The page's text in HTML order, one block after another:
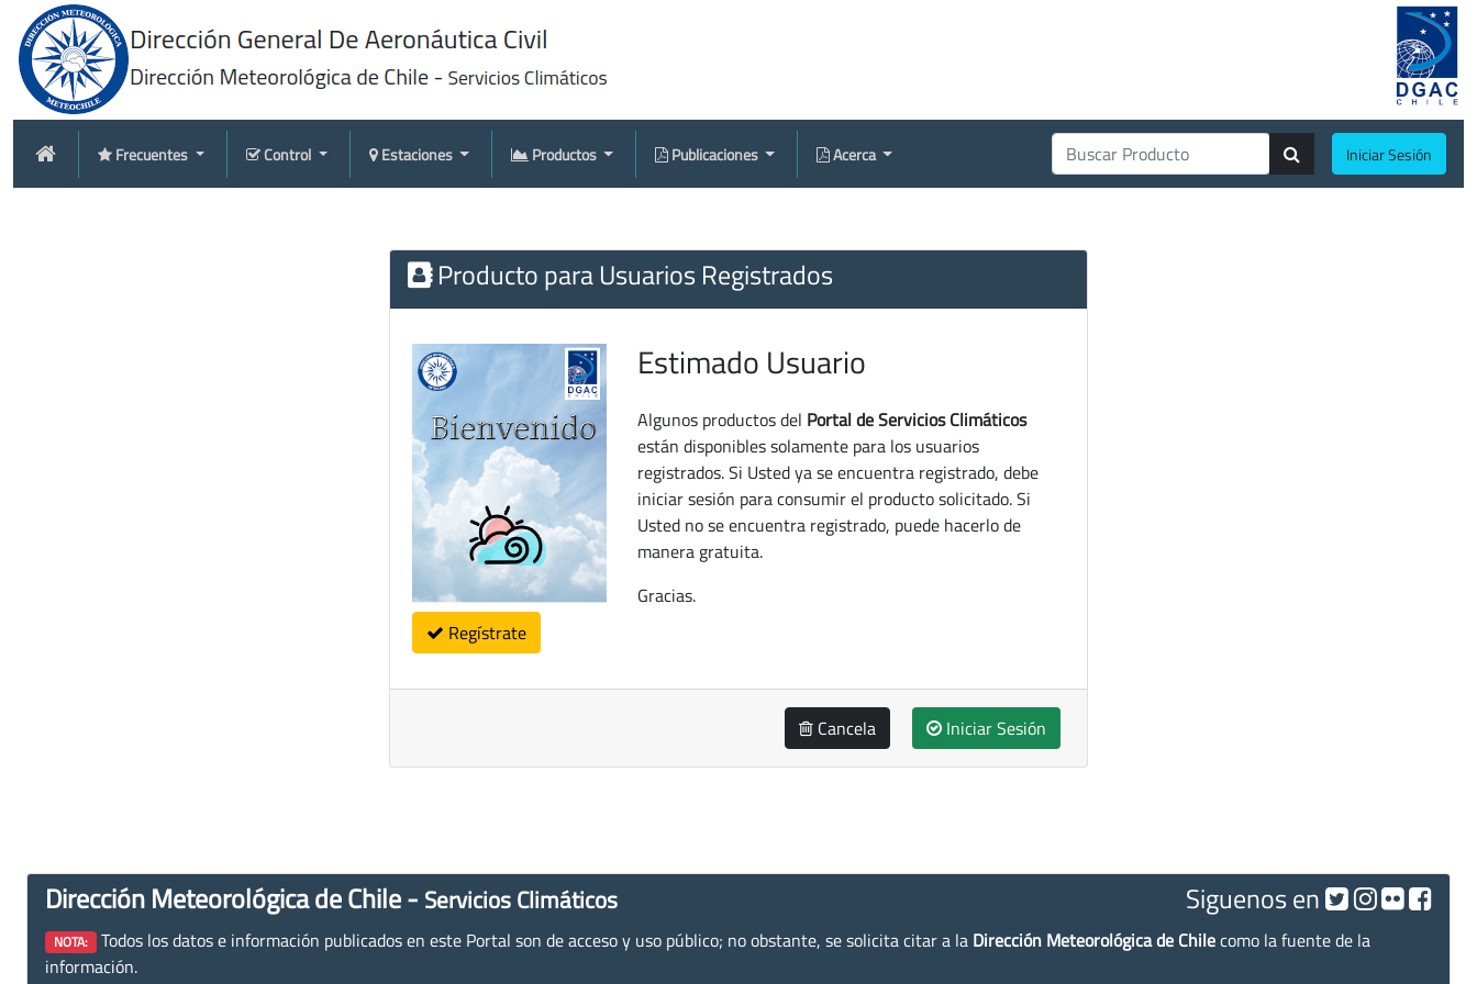
Frecuentes Control Estaciones Productos Publicaciones Acerca Iniciar Sesión
Producto para Usuarios Registrados
Regístrate
Estimado Usuario
Algunos productos del Portal de Servicios Climáticos
están disponibles solamente para los usuarios
registrados. Si Usted ya se encuentra registrado, debe
iniciar sesión para consumir el producto solicitado. Si
Usted no se encuentra registrado, puede hacerlo de
manera gratuita.
Gracias.
Cancela Iniciar Sesión
Dirección Meteorológica de Chile - Servicios Climáticos Siguenos en
NOTA: Todos los datos e información publicados en este Portal son de acceso y uso público; no obstante, se solicita citar a la Dirección Meteorológica de Chilecomo la fuente de la
información.